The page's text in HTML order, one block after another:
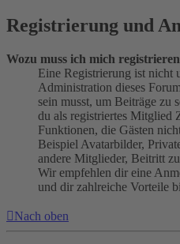
Registrierung und
Wozu muss ich mich
Eine Registrierung ist nicht
Administration dieses
sein musst, um Beiträge zu
du als registriertes Mitglied
Funktionen, die Gästen
Beispiel Avatarbilder,
andere Mitglieder, Beitritt
Wir empfehlen dir eine
und dir zahlreiche Vorteile
Nach oben